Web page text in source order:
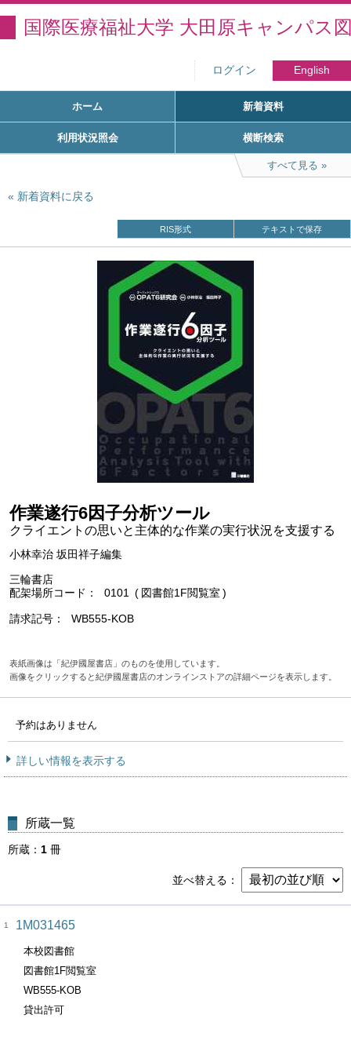
国際医療福祉大学 大田原キャンパス
ログイン English
ホーム 新着資料
利用状況照会 横断検索
すべて見る
新着資料に戻る
RIS形式 テキストで保存
作業遂行6因子分析ツール
クライエントの思いと主体的な作業の実行状況を支援する
小林幸治 坂田祥子編集
三輪書店
配架場所コード
0101 図書館1F閲覧室
請求記号 WB555-KOB
表紙画像は「紀伊國屋書店」のものを使用しています。
画像をクリックすると紀伊國屋書店のオンラインストアの詳細ページを表示します。
予約はありません
詳しい情報を表示する
所蔵一覧
所蔵 1 冊
並べ替える
1 1M031465
本校図書館
図書館1F閲覧室
WB555-KOB
貸出許可